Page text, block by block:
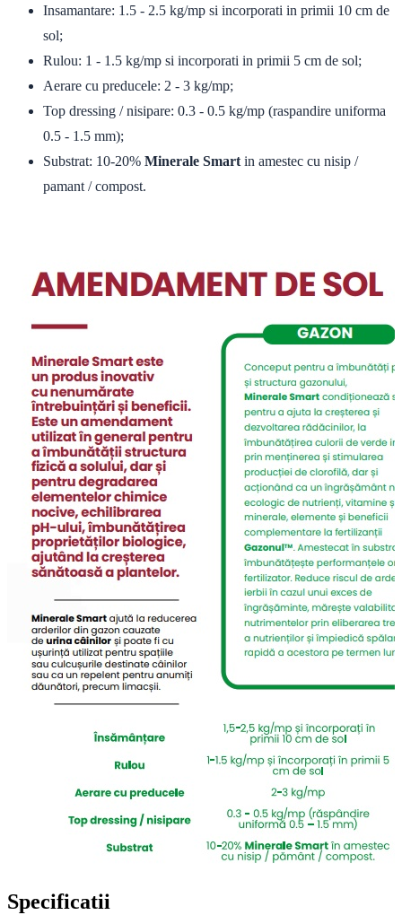
Insamantare: 1.5 - 2.5 kg/mp si incorporati in primii 10 cm de
sol;
Rulou: 1 - 1.5 kg/mp si incorporati in primii 5 cm de sol;
Aerare cu preducele: 2 - 3 kg/mp;
Top dressing / nisipare: 0.3 - 0.5 kg/mp (raspandire uniforma
0.5 - 1.5 mm);
Substrat: 10-20% Minerale Smart in amestec cu nisip /
pamant / compost.
Specificatii